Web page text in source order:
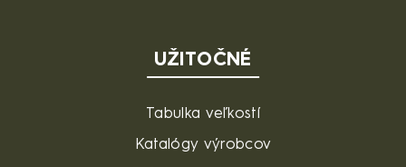
UŽITOČNÉ
Tabulka veľkostí
Katalógy výrobcov